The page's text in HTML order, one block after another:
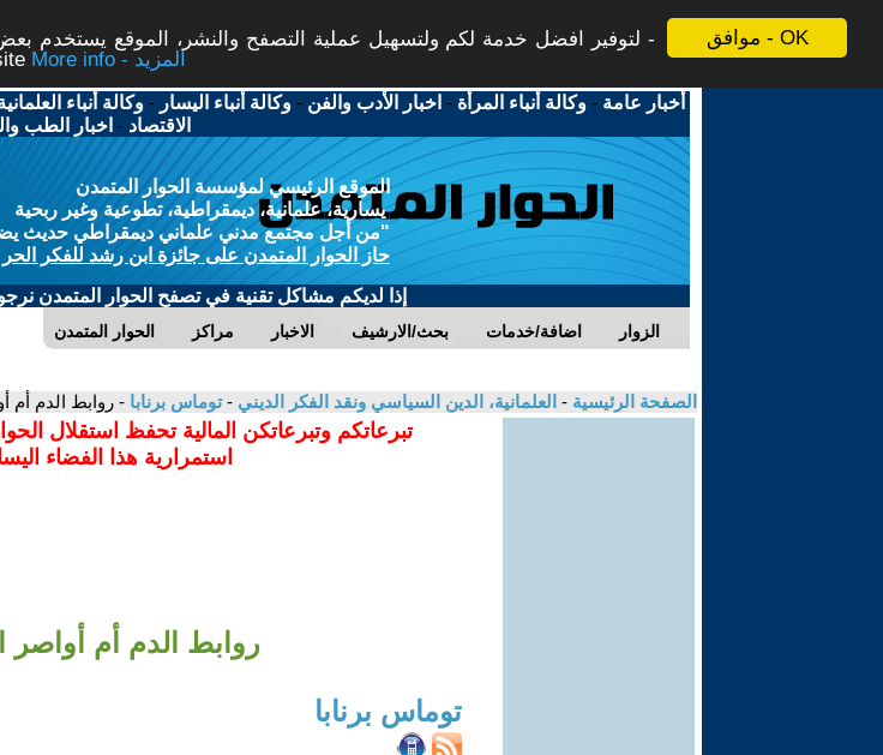
موافق - OK
لتوفير افضل خدمة لكم ولتسهيل عملية التصفح والنشر، الموقع يستخدم
More info - المزيد
أخبار عامة -وكالة أنباء المرأة - اخبار الأدب والفن -وكالة أنباء اليسار -وكالة أنباء
الاقتصاد - اخبار الطب
الموقع الرئيسي لمؤسسة الحوار المتمدن
يسارية، علمانية، ديمقراطية، تطوعية وغير ربحية
"من أجل مجتمع مدني علماني ديمقراطي حديث يضمن
حاز الحوار المتمدن على جائزة ابن رشد للفكر الحر
إذا لديكم مشاكل تقنية في تصفح الحوار المتمدن نرجو
الحوار المتمدن مراكز الاخبار بحث/الارشيف اضافة/خدمات الزوار
الصفحة الرئيسية - العلمانية، الدين السياسي ونقد الفكر الديني -توماس برنابا - روابط الدم أم
تبرعاتكم وتبرعاتكن المالية تحفظ استقلال
استمرارية هذا الفضاء
روابط الدم أم
توماس برنابا